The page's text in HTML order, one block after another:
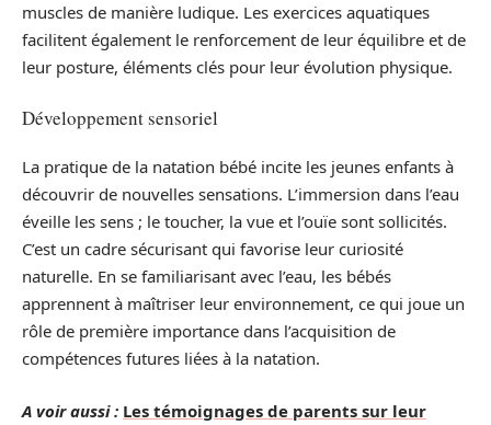
muscles de manière ludique. Les exercices aquatiques
facilitent également le renforcement de leur équilibre et de
leur posture, éléments clés pour leur évolution physique.
Développement sensoriel
La pratique de la natation bébé incite les jeunes enfants à
découvrir de nouvelles sensations. L’immersion dans l’eau
éveille les sens ; le toucher, la vue et l’ouïe sont sollicités.
C’est un cadre sécurisant qui favorise leur curiosité
naturelle. En se familiarisant avec l’eau, les bébés
apprennent à maîtriser leur environnement, ce qui joue un
rôle de première importance dans l’acquisition de
compétences futures liées à la natation.
A voir aussi : Les témoignages de parents sur leur